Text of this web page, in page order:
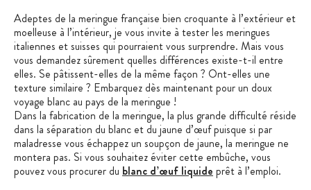
Adeptes de la meringue française bien croquante à l’extérieur et
moelleuse à l’intérieur, je vous invite à tester les meringues
italiennes et suisses qui pourraient vous surprendre. Mais vous
vous demandez sûrement quelles différences existe-t-il entre
elles. Se pâtissent-elles de la même façon ? Ont-elles une
texture similaire ? Embarquez dès maintenant pour un doux
voyage blanc au pays de la meringue !
Dans la fabrication de la meringue, la plus grande difficulté réside
dans la séparation du blanc et du jaune d’œuf puisque si par
maladresse vous échappez un soupçon de jaune, la meringue ne
montera pas. Si vous souhaitez éviter cette embûche, vous
pouvez vous procurer du blanc d’œuf liquide prêt à l’emploi.